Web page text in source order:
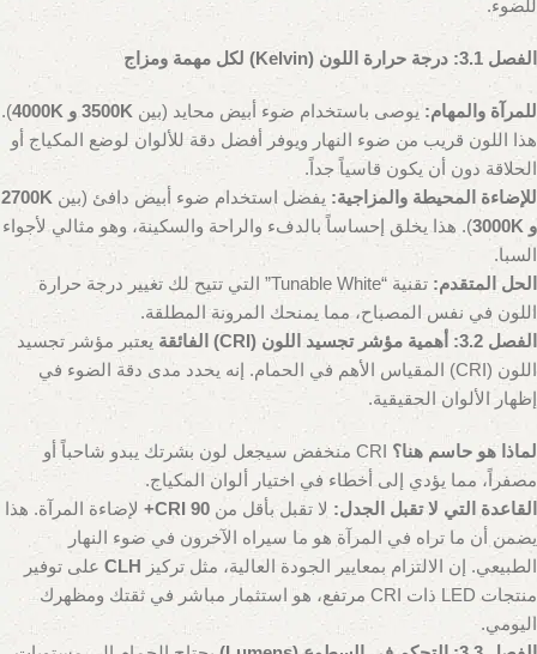
للضوء.
الفصل 3.1: درجة حرارة اللون (Kelvin) لكل مهمة ومزاج
للمرآة والمهام: يوصى باستخدام ضوء أبيض محايد (بين 3500K و 4000K
).
هذا اللون قريب من ضوء النهار ويوفر أفضل دقة للألوان لوضع المكياج أو
الحلاقة دون أن يكون قاسياً جداً.
للإضاءة المحيطة والمزاجية: يفضل استخدام ضوء أبيض دافئ (بين 2700K
و 3000K
). هذا يخلق إحساساً بالدفء والراحة والسكينة، وهو مثالي لأجواء
السبا.
الحل المتقدم:
تقنية “Tunable White” التي تتيح لك تغيير درجة حرارة
اللون في نفس المصباح، مما يمنحك المرونة المطلقة.
الفصل 3.2: أهمية مؤشر تجسيد اللون (CRI) الفائقة
يعتبر مؤشر تجسيد
اللون (CRI) المقياس الأهم في الحمام. إنه يحدد مدى دقة الضوء في
إظهار الألوان الحقيقية.
لماذا هو حاسم هنا؟
CRI منخفض سيجعل لون بشرتك يبدو شاحباً أو
مصفراً، مما يؤدي إلى أخطاء في اختيار ألوان المكياج.
القاعدة التي لا تقبل الجدل: لا تقبل بأقل من CRI 90+
لإضاءة المرآة. هذا
يضمن أن ما تراه في المرآة هو ما سيراه الآخرون في ضوء النهار
الطبيعي. إن الالتزام بمعايير الجودة العالية، مثل تركيز CLH على توفير
منتجات LED ذات CRI مرتفع، هو استثمار مباشر في ثقتك ومظهرك
اليومي.